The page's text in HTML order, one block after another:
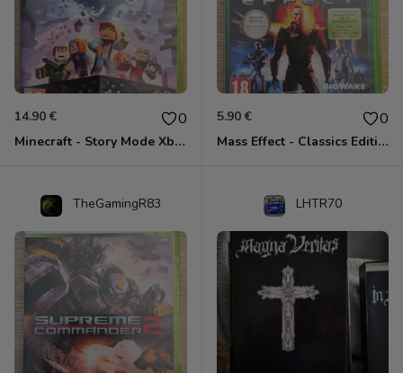
14.90 € 0
Minecraft - Story Mode Xbox 360
5.90 € 0
Mass Effect - Classics Edition Xbox 360
TheGamingR83 LHTR70